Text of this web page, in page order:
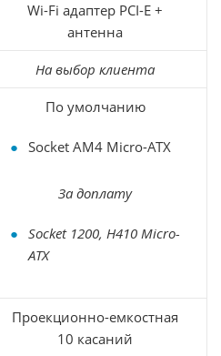
Wi-Fi адаптер PCI-E +
антенна
На выбор клиента
По умолчанию
Socket AM4 Micro-ATX
За доплату
Socket 1200, H410 Micro-
ATX
Проекционно-емкостная
10 касаний